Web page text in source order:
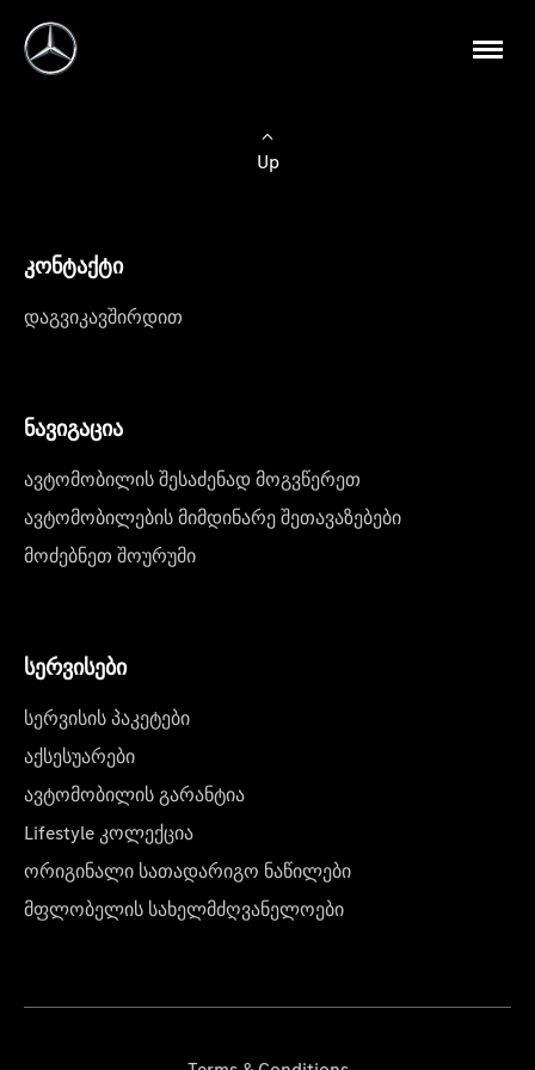
Up
კონტაქტი
დაგვიკავშირდით
ნავიგაცია
ავტომობილის შესაძენად მოგვწერეთ
ავტომობილების მიმდინარე შეთავაზებები
მოძებნეთ შოურუმი
სერვისები
სერვისის პაკეტები
აქსესუარები
ავტომობილის გარანტია
Lifestyle კოლექცია
ორიგინალი სათადარიგო ნაწილები
მფლობელის სახელმძღვანელოები